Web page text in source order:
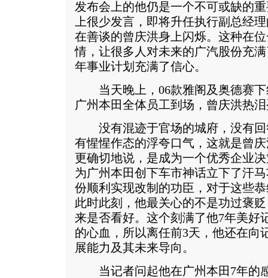
发布会上的他仍是一个不可或缺的
上很少发言，即将升任执行副总经
在善谈的曾庆洪身上闪烁。这种在
情，让很多人对未来的广汽股份充
年事业计划充满了信心。
当天晚上，06款雅阁及奥德赛下
广州本田全体员工到场，曾庆洪热
没有混迹于官场的城府，没有回
有惺惺作态的浮夸口气，这就是曾
更确切地说，是成为一个优秀企业
为广州本田创下车市神话立下了汗
份顺利实现改制的功臣，对于这些
此时此刻，他最关心的不是功过褒
来是否看好。这个刻满了他7年美好
的心血，所以离任前3天，他还在向
展能力及其未来导向。
当记者问起他在广州本田7年的